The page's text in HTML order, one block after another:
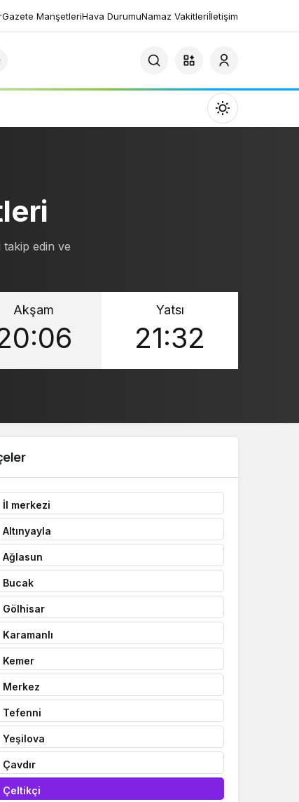
Gazete ManşetleriHava DurumuNamaz Vakitleriİletişim
Mod
değiştir
Sistem Modu
Sistem modunu seçin.
edin ve
Akşam Yatsı
21:32
İl merkezi
Altınyayla
Ağlasun
Bucak
Gölhisar
Karamanlı
Kemer
Merkez
Tefenni
Yeşilova
Çavdır
Çeltikçi